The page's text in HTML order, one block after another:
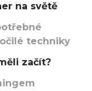
na světě
techniky
začít?